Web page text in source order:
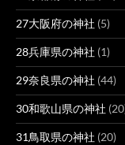
27大阪府の神社 (5)
28兵庫県の神社 (1)
29奈良県の神社 (44)
30和歌山県の神社
31鳥取県の神社 (20)